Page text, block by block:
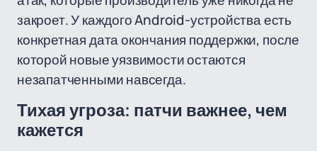
закроет. У каждого Android-устройства есть
конкретная дата окончания поддержки, после
которой новые уязвимости остаются
незапатченными навсегда.
Тихая угроза: патчи важнее, чем
кажется